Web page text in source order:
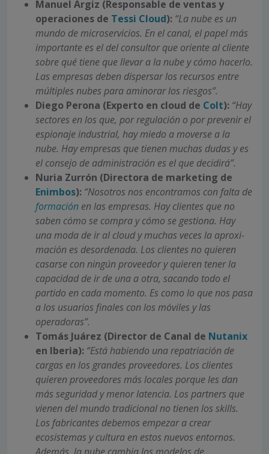
Manuel Argiz (Respon­sable de ventas y
operaciones de Tes­si Cloud): “La nube es un
mundo de microservi­cios. En el canal, el papel más
importan­te es el del consultor que oriente al cliente
sobre qué tiene que llevar a la nube y có­mo hacerlo.
Las empresas deben dispersar los recursos entre
múltiples nubes para aminorar los riesgos”.
Diego Perona (Experto en cloud de Colt): “Hay
sectores en los que, por regulación o por prevenir el
espionaje industrial, hay miedo a moverse a la
nube. Hay em­presas que tienen muchas dudas y es
el consejo de administración es el que de­cidirá”.
Nuria Zurrón (Directora de marketing de
Enimbos): “Nosotros nos encontra­mos con falta de
formación en las empre­sas. Hay clientes que no
saben cómo se compra y cómo se gestiona. Hay
una mo­da de ir al cloud y muchas veces la aproxi­
mación es desordenada. Los clientes no quieren
casar­se con ningún proveedor y quieren tener la
capacidad de ir de una a otra, sacando to­do el
partido en cada momento. Es como lo que nos pasa
a los usuarios finales con los móviles y las
operadoras”.
Tomás Juárez (Director de Canal de Nutanix
en Iberia): “Está habiendo una repa­triación de
cargas en los grandes provee­dores. Los clientes
quieren proveedores más locales porque les dan
más seguri­dad y menor latencia. Los partners que
vienen del mundo tradicional no tienen los skills.
Los fabricantes debemos em­pezar a crear
ecosistemas y cultura en es­tos nuevos entornos.